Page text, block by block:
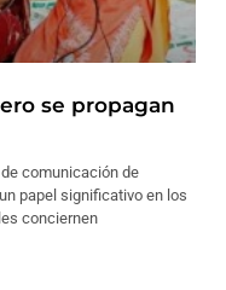
se propagan
comunicación de
papel significativo en los
conciernen